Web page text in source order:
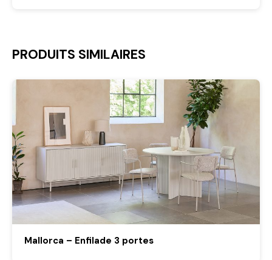
PRODUITS SIMILAIRES
Mallorca – Enfilade 3 portes